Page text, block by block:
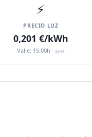
⚡
PRECIO LUZ
0,201 €/kWh
Valle: 15:00h · ayer